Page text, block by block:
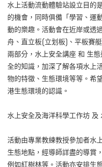
水上活動流動體驗站設立目的
的機會，同時俱備「學習、運
動的樂趣。活動會在近岸或透
舟、直立板(立划板)、平板賽
兩部分，水上安全講座 和 生
全的知識，加深了解各項水上
物的特徵、生態環境等等。希
港生態環境的認識。
水上安全及海洋科學工作坊 及
活動由專業教練教授參加者水
生態地點，經導師詳盡的導賞
例如紅樹林等。活動亦安排生